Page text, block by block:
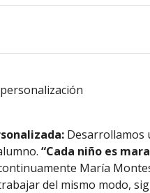
Desarrollamos
“Cada niño es
María
del mismo modo,